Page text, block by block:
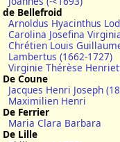
de Bellefroid
Arnoldus Hyacinthus
Carolina Josefina
Chrétien Louis
Lambertus (1662-1727)
Virginie Thérèse
De Coune
Jacques Henri Joseph
Maximilien Henri
De Ferrier
Maria Clara Barbara
De Lille